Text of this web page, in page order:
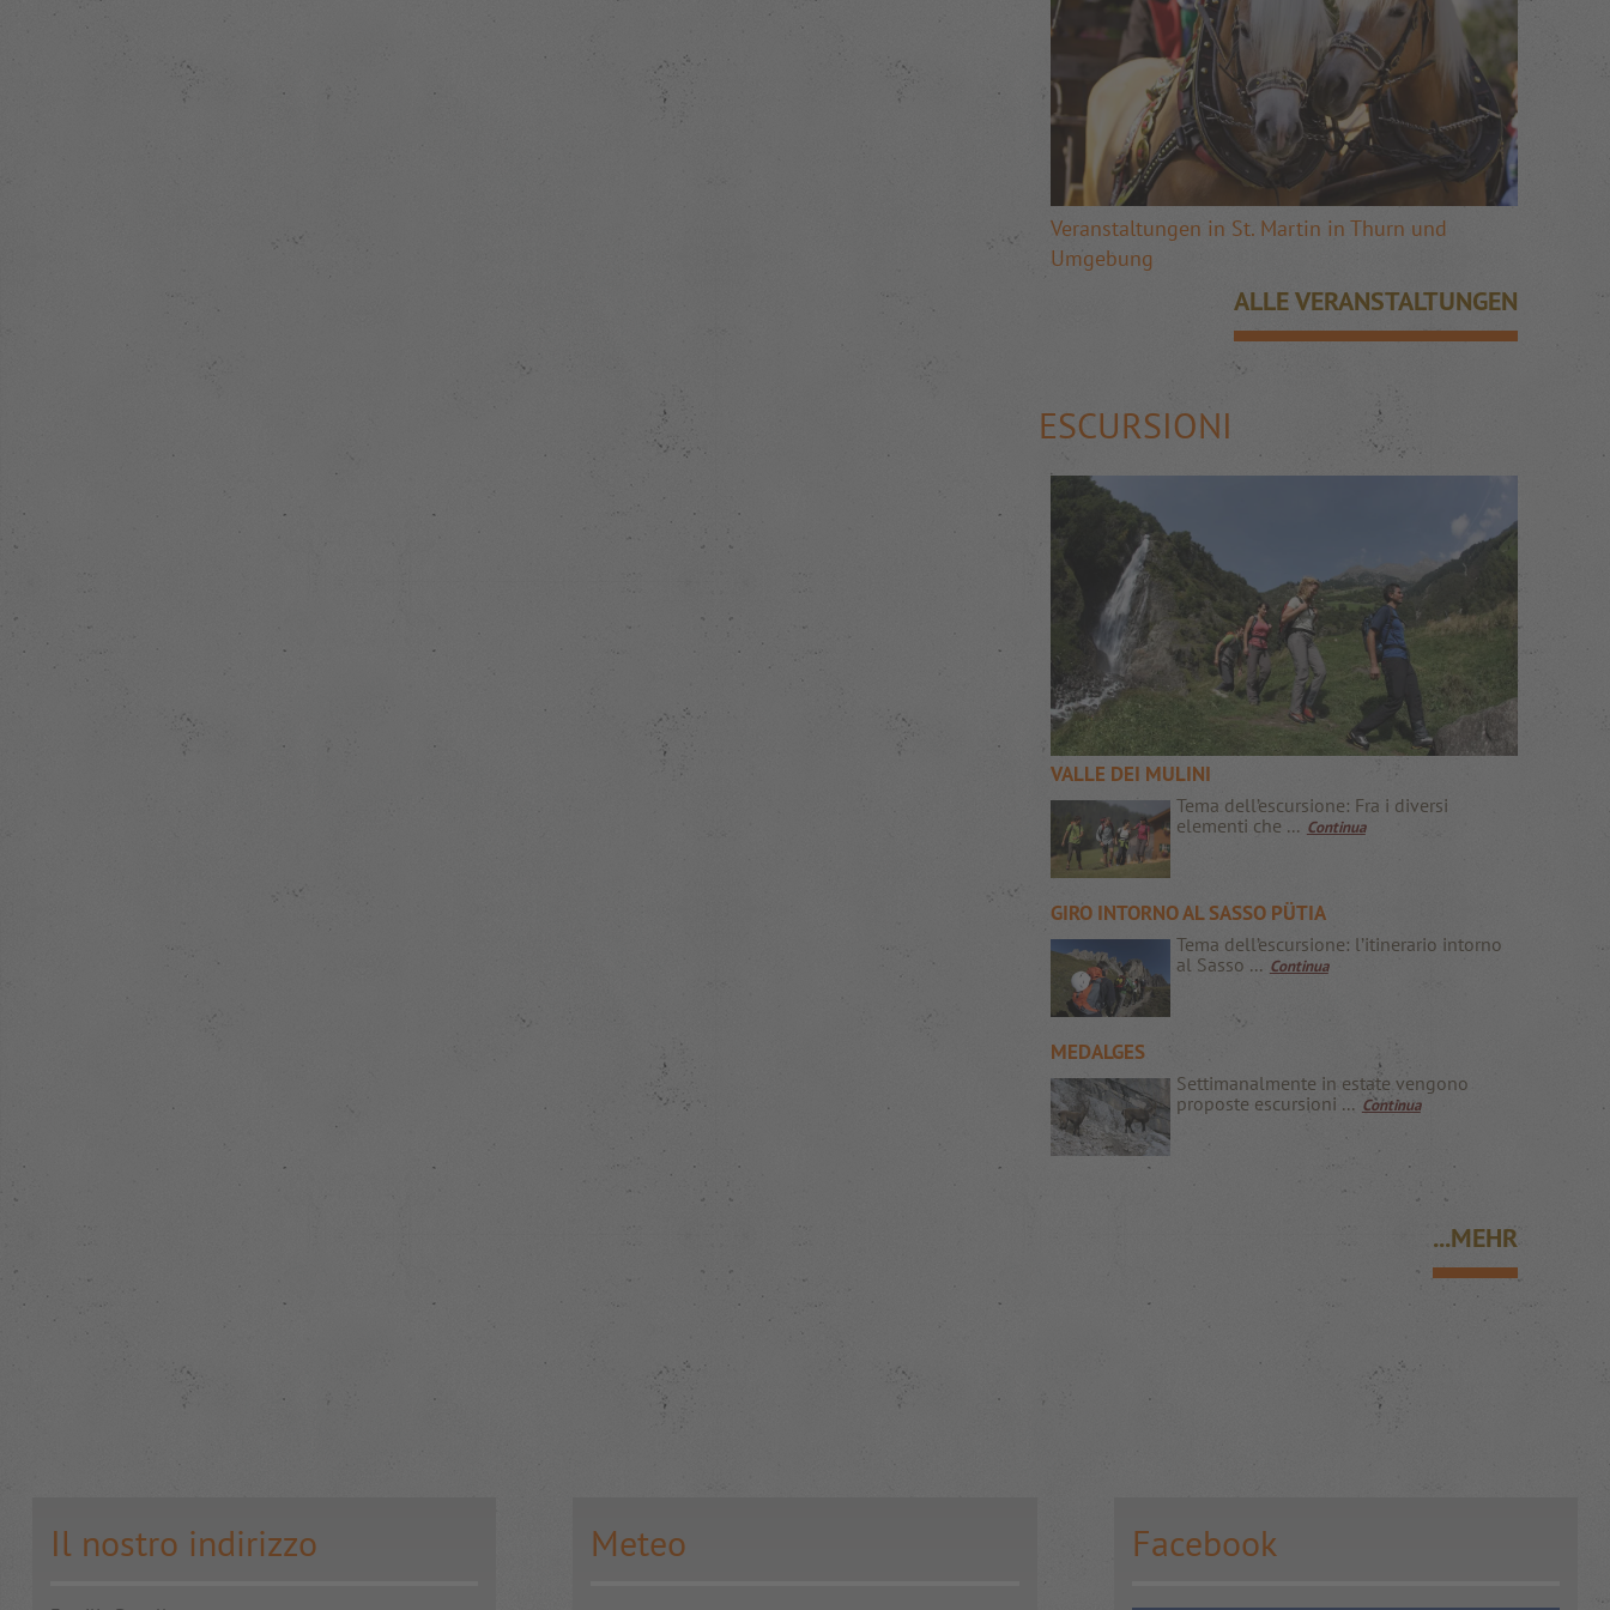
Veranstaltungen in St. Martin in Thurn und
Umgebung
ALLE VERANSTALTUNGEN
ESCURSIONI
VALLE DEI MULINI
Tema dell’escursione: Fra i diversi
elementi che ... Continua
GIRO INTORNO AL SASSO PÜTIA
Tema dell’escursione: l’itinerario intorno
al Sasso ... Continua
MEDALGES
Settimanalmente in estate vengono
proposte escursioni ... Continua
...MEHR
Il nostro indirizzo Meteo Facebook